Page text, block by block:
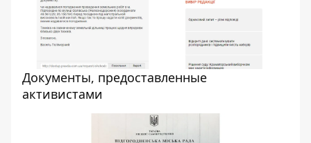
Документы, предоставленные
активистами